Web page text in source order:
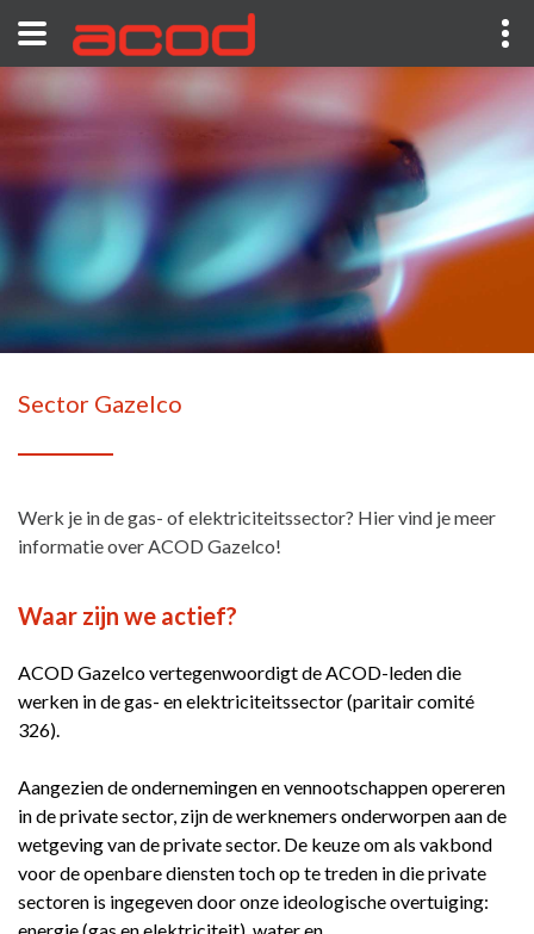
Sector Gazelco
Werk je in de gas- of elektriciteitssector? Hier vind je meer
informatie over ACOD Gazelco!
Waar zijn we actief?
ACOD Gazelco vertegenwoordigt de ACOD-leden die
werken in de gas- en elektriciteitssector (paritair comité
326).
Aangezien de ondernemingen en vennootschappen opereren
in de private sector, zijn de werknemers onderworpen aan de
wetgeving van de private sector. De keuze om als vakbond
voor de openbare diensten toch op te treden in die private
sectoren is ingegeven door onze ideologische overtuiging: